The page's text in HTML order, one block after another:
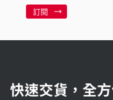
訂閱
快速交貨，全